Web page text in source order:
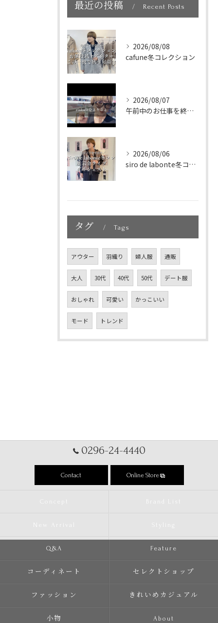
最近の投稿 Recent Posts
2026/08/08
cafune冬コレクション
2026/08/07
午前中のお仕事を終えて、新大久保へランチに🇰🇷🤍
2026/08/06
siro de labonte冬コレクション展示会ライブダイ...
タグ Tags
アウター 羽織り 婦人服 通販
大人 30代 40代 50代 デート服
おしゃれ 可愛い かっこいい
モード トレンド
0296-24-4440
Contact Online Store
Concept Brand List
New Arrival Styling
Q&A Feature
コーディネート セレクトショップ
ファッション きれいめカジュアル
小物 About